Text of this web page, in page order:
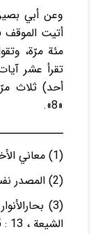
وعن أبي
أتيت الموقف
مئة مرّة،
تقرأ عشر
أحد) ثلاث
«8».
(1) معاني الأخبار : 270
(2) المصدر نفسه : 271
الشيعة ، 13 : 545 ، ط آل البيت